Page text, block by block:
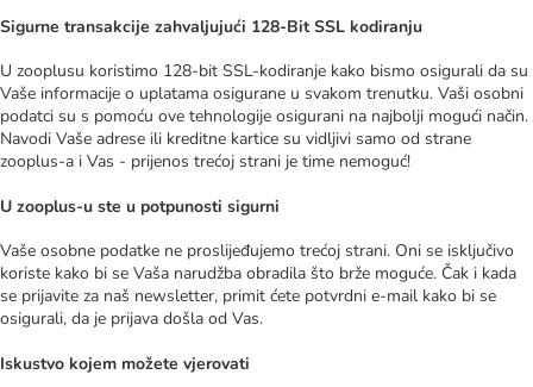
Sigurne transakcije zahvaljujući 128-Bit SSL kodiranju
U zooplusu koristimo 128-bit SSL-kodiranje kako bismo osigurali da su
Vaše informacije o uplatama osigurane u svakom trenutku. Vaši osobni
podatci su s pomoću ove tehnologije osigurani na najbolji mogući način.
Navodi Vaše adrese ili kreditne kartice su vidljivi samo od strane
zooplus-a i Vas - prijenos trećoj strani je time nemoguć!
U zooplus-u ste u potpunosti sigurni
Vaše osobne podatke ne proslijeđujemo trećoj strani. Oni se isključivo
koriste kako bi se Vaša narudžba obradila što brže moguće. Čak i kada
se prijavite za naš newsletter, primit ćete potvrdni e-mail kako bi se
osigurali, da je prijava došla od Vas.
Iskustvo kojem možete vjerovati